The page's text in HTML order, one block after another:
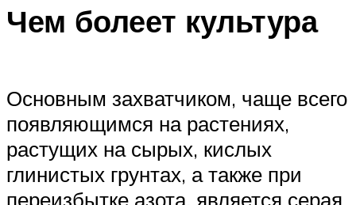
Чем болеет культура
Основным захватчиком, чаще всего
появляющимся на растениях,
растущих на сырых, кислых
глинистых грунтах, а также при
переизбытке азота, является серая